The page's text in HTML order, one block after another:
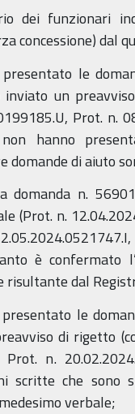
dei funzionari
concessione) dal
le
un
Prot. n.
hanno
di aiuto
domanda n.
(Prot. n.
è confermato
risultante dal
le
di rigetto
Prot. n.
scritte che sono
verbale;